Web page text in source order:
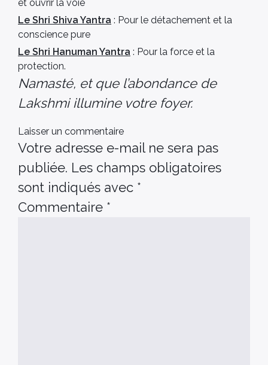
et ouvrir la voie
Le Shri Shiva Yantra : Pour le détachement et la
conscience pure
Le Shri Hanuman Yantra : Pour la force et la
protection.
Namasté, et que l’abondance de
Lakshmi illumine votre foyer.
Laisser un commentaire
Votre adresse e-mail ne sera pas
publiée. Les champs obligatoires
sont indiqués avec *
Commentaire *